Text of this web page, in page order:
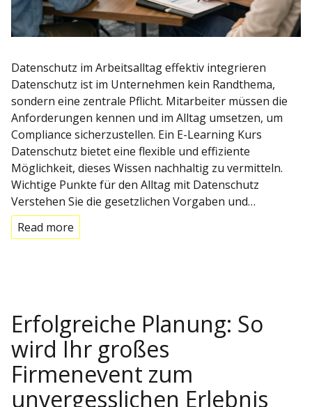
Datenschutz im Arbeitsalltag effektiv integrieren
Datenschutz ist im Unternehmen kein Randthema,
sondern eine zentrale Pflicht. Mitarbeiter müssen die
Anforderungen kennen und im Alltag umsetzen, um
Compliance sicherzustellen. Ein E-Learning Kurs
Datenschutz bietet eine flexible und effiziente
Möglichkeit, dieses Wissen nachhaltig zu vermitteln.
Wichtige Punkte für den Alltag mit Datenschutz
Verstehen Sie die gesetzlichen Vorgaben und…
Read more
Erfolgreiche Planung: So
wird Ihr großes
Firmenevent zum
unvergesslichen Erlebnis